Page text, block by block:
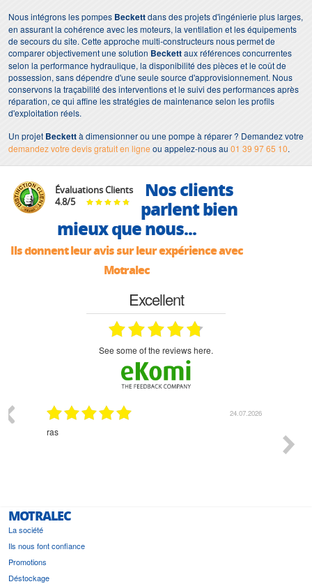
Nous intégrons les pompes Beckettdans des projets d'ingénierie plus larges,
en assurant la cohérence avec les moteurs, la ventilation et les équipements
de secours du site. Cette approche multi-constructeurs nous permet de
comparer objectivement une solution Beckettaux références concurrentes
selon la performance hydraulique, la disponibilité des pièces et le coût de
possession, sans dépendre d'une seule source d'approvisionnement. Nous
conservons la traçabilité des interventions et le suivi des performances après
réparation, ce qui affine les stratégies de maintenance selon les profils
d'exploitation réels.
Un projet Beckettà dimensionner ou une pompe à réparer ? Demandez votre
demandez votre devis gratuit en ligne ou appelez-nous au 01 39 97 65 10.
Évaluations Clients
4.8/5
Nos clients
parlent bien
mieux que nous...
Ils donnent leur avis sur leur expérience avec
Motralec
Excellent
see some of the reviews here.
24.07.2026
ras
MOTRALEC
La société
Ils nous font confiance
Promotions
Déstockage